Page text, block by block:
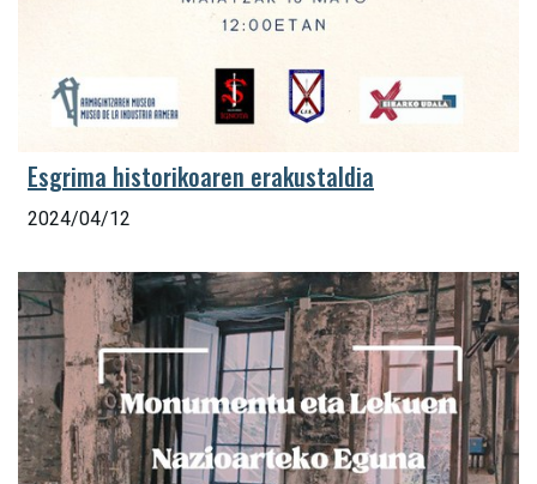
Esgrima historikoaren erakustaldia
2024/04/12